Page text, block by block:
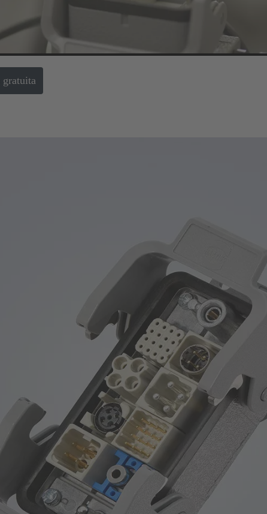
Han-Modular
Domino como la siguiente etapa de desarrollo
de la industria de ahorro de espacio y peso en la instalación.
un 50 % de espacio de instalación mediante la integración de
gratuita